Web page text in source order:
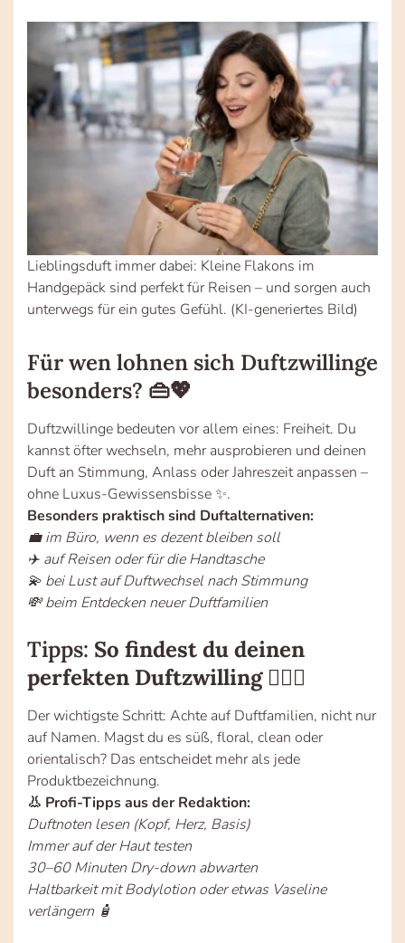
Lieblingsduft immer dabei: Kleine Flakons im
Handgepäck sind perfekt für Reisen – und sorgen auch
unterwegs für ein gutes Gefühl. (KI-generiertes Bild)
Für wen lohnen sich Duftzwillinge
besonders? 👜💖
Duftzwillinge bedeuten vor allem eines: Freiheit. Du
kannst öfter wechseln, mehr ausprobieren und deinen
Duft an Stimmung, Anlass oder Jahreszeit anpassen –
ohne Luxus-Gewissensbisse ✨.
Besonders praktisch sind Duftalternativen:
💼 im Büro, wenn es dezent bleiben soll
✈️ auf Reisen oder für die Handtasche
💫 bei Lust auf Duftwechsel nach Stimmung
💸 beim Entdecken neuer Duftfamilien
Tipps: So findest du deinen
perfekten Duftzwilling 🕵️‍♀️🌸
Der wichtigste Schritt: Achte auf Duftfamilien, nicht nur
auf Namen. Magst du es süß, floral, clean oder
orientalisch? Das entscheidet mehr als jede
Produktbezeichnung.
👃 Profi-Tipps aus der Redaktion:
Duftnoten lesen (Kopf, Herz, Basis)
Immer auf der Haut testen
30–60 Minuten Dry-down abwarten
Haltbarkeit mit Bodylotion oder etwas Vaseline
verlängern 🧴